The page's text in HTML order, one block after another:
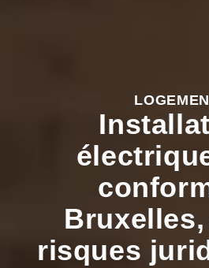
risques